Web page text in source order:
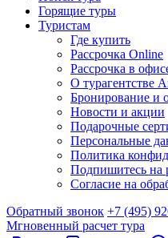
Горящие туры
Туристам
Где купить
Рассрочка Online
Рассрочка в
О турагентстве
Бронирование и
Новости и акции
Подарочные
Персональные
Политика
Подпишитесь на
Согласие на
Обратный звонок +7 (495)
Мгновенный расчет тура